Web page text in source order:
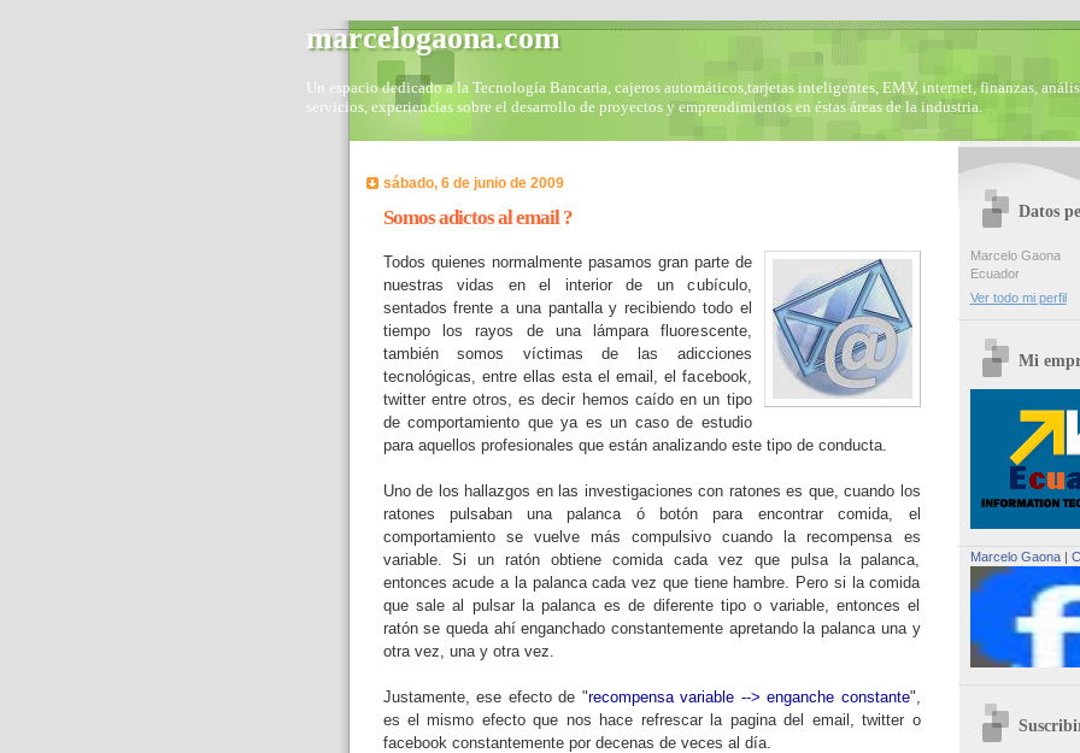
marcelogaona.com
Un espacio dedicado a la Tecnología Bancaria, cajeros automáticos,tarjetas inteligentes, EMV, internet, finanzas,
servicios, experiencias sobre el desarrollo de proyectos y emprendimientos en éstas áreas de la industria.
sábado, 6 de junio de 2009
Somos adictos al email ?
Todos quienes normalmente pasamos gran parte de
nuestras vidas en el interior de un cubículo,
sentados frente a una pantalla y recibiendo todo el
tiempo los rayos de una lámpara fluorescente,
también somos víctimas de las adicciones
tecnológicas, entre ellas esta el email, el facebook,
twitter entre otros, es decir hemos caído en un tipo
de comportamiento que ya es un caso de estudio
para aquellos profesionales que están analizando este tipo de conducta.
Uno de los hallazgos en las investigaciones con ratones es que, cuando los
ratones pulsaban una palanca ó botón para encontrar comida, el
comportamiento se vuelve más compulsivo cuando la recompensa es
variable. Si un ratón obtiene comida cada vez que pulsa la palanca,
entonces acude a la palanca cada vez que tiene hambre. Pero si la comida
que sale al pulsar la palanca es de diferente tipo o variable, entonces el
ratón se queda ahí enganchado constantemente apretando la palanca una y
otra vez, una y otra vez.
Justamente, ese efecto de "recompensa variable --> enganche constante",
es el mismo efecto que nos hace refrescar la pagina del email, twitter o
facebook constantemente por decenas de veces al día.
Datos
Marcelo Gaona
Ecuador
Ver todo mi perfil
Mi
Marcelo Gaona|